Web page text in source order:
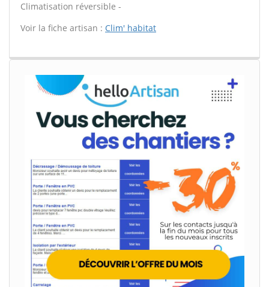
Climatisation réversible -
Voir la fiche artisan : Clim' habitat